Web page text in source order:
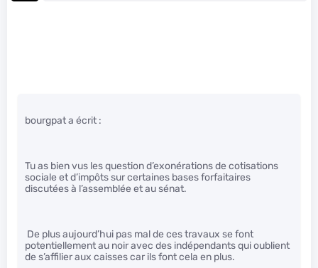
bourgpat a écrit :
Tu as bien vus les question d’exonérations de cotisations
sociale et d’impôts sur certaines bases forfaitaires
discutées à l’assemblée et au sénat.
De plus aujourd’hui pas mal de ces travaux se font
potentiellement au noir avec des indépendants qui oublient
de s’affilier aux caisses car ils font cela en plus.